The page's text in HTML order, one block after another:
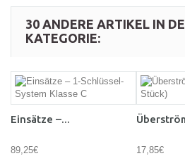
30 ANDERE ARTIKEL IN
KATEGORIE:
Einsätze –...
89,25€ 17,85€